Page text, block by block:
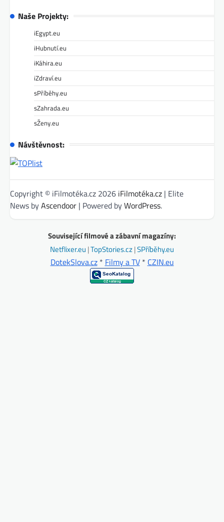
Naše Projekty:
iEgypt.eu
iHubnutí.eu
iKáhira.eu
iZdraví.eu
sPříběhy.eu
sZahrada.eu
sŽeny.eu
Návštěvnost:
Copyright © iFilmotéka.cz 2026 iFilmotéka.cz | Elite
News byAscendoor | Powered byWordPress.
Související filmové a zábavní magazíny:
Netflixer.eu |TopStories.cz|SPříběhy.eu
DotekSlova.cz* Filmy a TV* CZIN.eu